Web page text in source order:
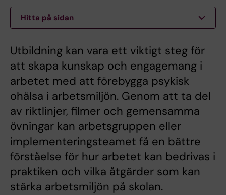
Hitta på sidan
Utbildning kan vara ett viktigt steg för
att skapa kunskap och engagemang i
arbetet med att förebygga psykisk
ohälsa i arbetsmiljön. Genom att ta del
av riktlinjer, filmer och gemensamma
övningar kan arbetsgruppen eller
implementeringsteamet få en bättre
förståelse för hur arbetet kan bedrivas i
praktiken och vilka åtgärder som kan
stärka arbetsmiljön på skolan.